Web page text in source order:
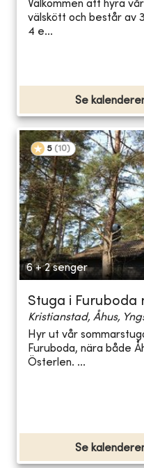
Välkommen att hyra
välskött och består av
4 e...
Se
5 (10)
6 + 2 senger
Stuga i Furuboda
Kristianstad, Åhus,
Hyr ut vår
Furuboda, nära både
Österlen. ...
Se